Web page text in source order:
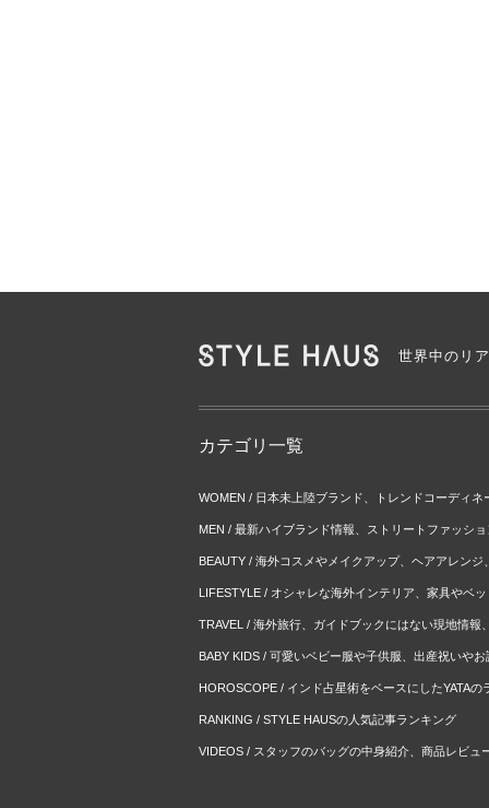
世界中のリ
カテゴリ一覧
WOMEN / 日本未上陸ブランド、トレンドコーディネ
MEN / 最新ハイブランド情報、ストリートファッシ
BEAUTY / 海外コスメやメイクアップ、ヘアアレンジ
LIFESTYLE / オシャレな海外インテリア、家具やベ
TRAVEL / 海外旅行、ガイドブックにはない現地情報
BABY KIDS / 可愛いベビー服や子供服、出産祝いや
HOROSCOPE / インド占星術をベースにしたYATAの
RANKING / STYLE HAUSの人気記事ランキング
VIDEOS / スタッフのバッグの中身紹介、商品レビュ